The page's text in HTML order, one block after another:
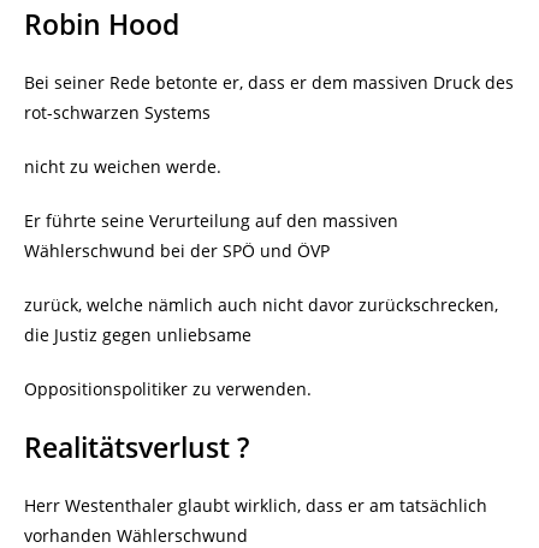
Robin Hood
Bei seiner Rede betonte er, dass er dem massiven Druck des
rot-schwarzen Systems
nicht zu weichen werde.
Er führte seine Verurteilung auf den massiven
Wählerschwund bei der SPÖ und ÖVP
zurück, welche nämlich auch nicht davor zurückschrecken,
die Justiz gegen unliebsame
Oppositionspolitiker zu verwenden.
Realitätsverlust ?
Herr Westenthaler glaubt wirklich, dass er am tatsächlich
vorhanden Wählerschwund